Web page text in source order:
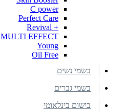
C power
Perfect Care
+ Revival
MULTI EFFECT
Young
Oil Free
בשמי נשים
בשמי גברים
בישום בינלאומי